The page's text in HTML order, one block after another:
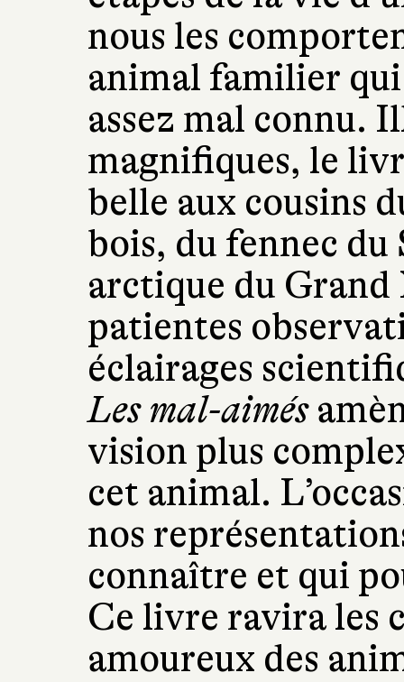
nous les
animal familier
assez mal connu.
magnifiques, le
belle aux cousins
bois, du fennec du
arctique du
patientes
éclairages
Les mal-aimés
vision plus
cet animal.
nos
connaître et qui
Ce livre ravira les
amoureux des